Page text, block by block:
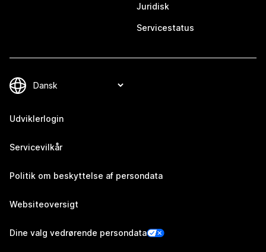
Juridisk
Servicestatus
Udviklerlogin
Servicevilkår
Politik om beskyttelse af persondata
Websiteoversigt
Dine valg vedrørende persondata